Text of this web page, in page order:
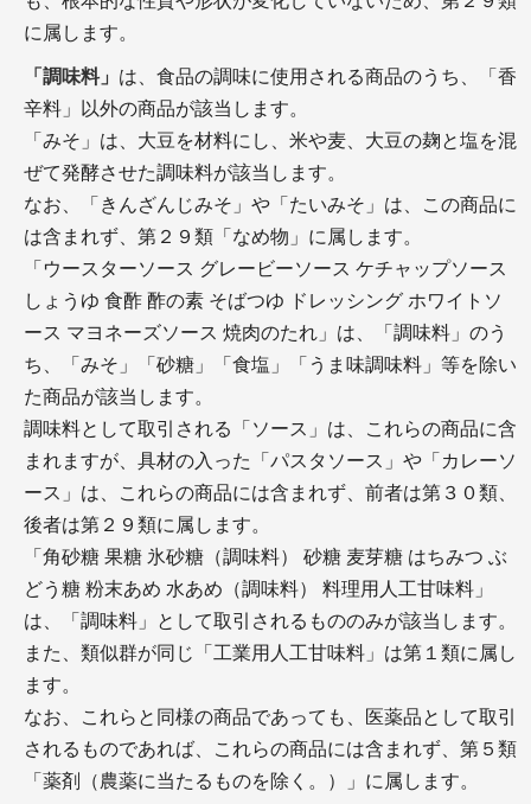
に属します。
「調味料」 は、食品の調味に使用される商品のうち、「香
辛料」以外の商品が該当します。
「みそ」は、大豆を材料にし、米や麦、大豆の麹と塩を混
ぜて発酵させた調味料が該当します。
なお、「きんざんじみそ」や「たいみそ」は、この商品に
は含まれず、第２９類「なめ物」に属します。
「ウースターソース グレービーソース ケチャップソース
しょうゆ 食酢 酢の素 そばつゆ ドレッシング ホワイトソ
ース マヨネーズソース 焼肉のたれ」は、「調味料」のう
ち、「みそ」「砂糖」「食塩」「うま味調味料」等を除い
た商品が該当します。
調味料として取引される「ソース」は、これらの商品に含
まれますが、具材の入った「パスタソース」や「カレーソ
ース」は、これらの商品には含まれず、前者は第３０類、
後者は第２９類に属します。
「角砂糖 果糖 氷砂糖（調味料） 砂糖 麦芽糖 はちみつ ぶ
どう糖 粉末あめ 水あめ（調味料） 料理用人工甘味料」
は、「調味料」として取引されるもののみが該当します。
また、類似群が同じ「工業用人工甘味料」は第１類に属し
ます。
なお、これらと同様の商品であっても、医薬品として取引
されるものであれば、これらの商品には含まれず、第５類
「薬剤（農薬に当たるものを除く。）」に属します。